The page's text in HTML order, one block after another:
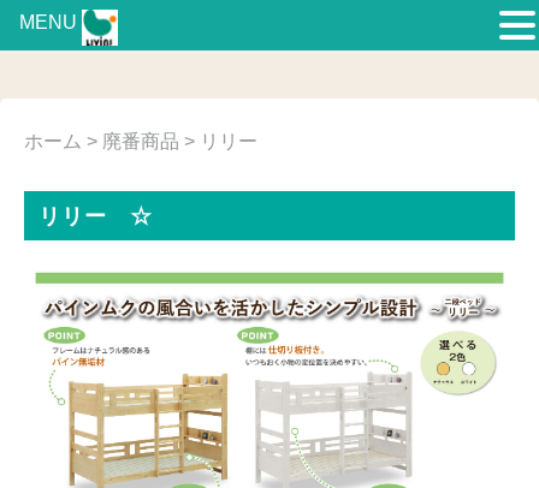
ホーム > 廃番商品 > リリー
リリー ☆
MENU